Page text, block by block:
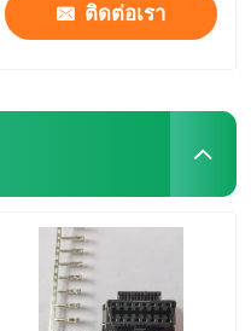
ติดต่อเรา